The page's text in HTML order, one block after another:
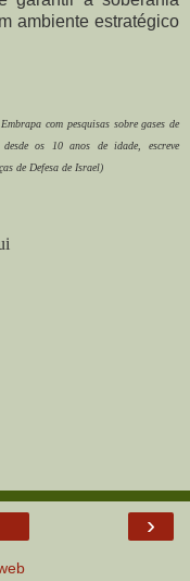
ambiente estratégico
com pesquisas sobre gases de
os 10 anos de idade, escreve
de Defesa de Israel)
›